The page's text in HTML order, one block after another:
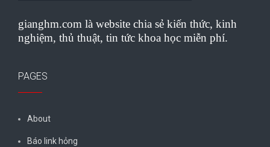
gianghm.com là website chia sẻ kiến thức, kinh
nghiệm, thủ thuật, tin tức khoa học miễn phí.
PAGES
About
Báo link hỏng